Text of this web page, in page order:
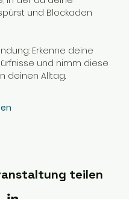
und Blockaden
Erkenne deine
und nimm diese
deinen Alltag.
teilen